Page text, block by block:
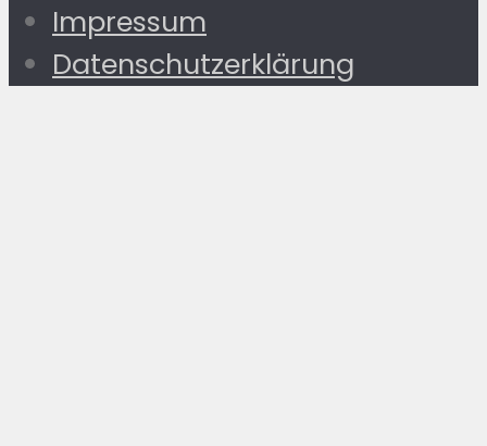
Impressum
Datenschutzerklärung